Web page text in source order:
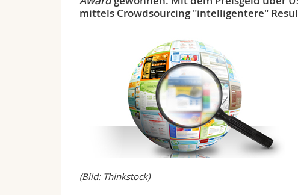
mittels Crowdsourcing "intelligentere"
(Bild: Thinkstock)